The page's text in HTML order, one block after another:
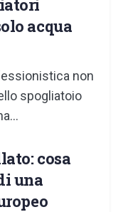
acqua
non
spogliatoio
cosa
una